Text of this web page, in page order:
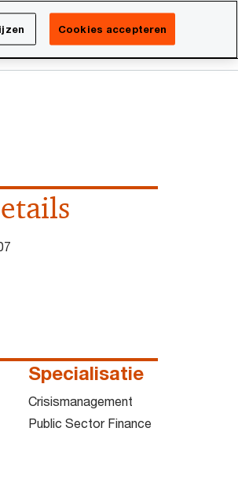
Netherlands
Search
Specialisatie
Crisismanagement
Public Sector Finance
Cookies accepteren